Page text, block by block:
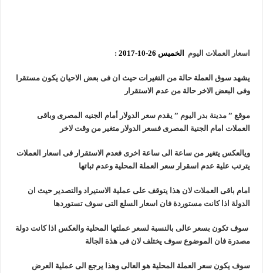
اسعار العملات اليوم الخميس26-10-2017
:
يشهد سوق العملة حالة من التغيرات حيث ان فى بعض الاحيان يكون مستقرا
وفى البعض الاخر حالة من عدم الاستقرار
موقع ” مدينة بدر اليوم ” يقدم سعر الدولار أمام الجنيه المصرى وباقى
العملات امام الجنية المصرى فسعر الدولار متغير من وقت لاخر
ويالعكس يتغير من ساعة الى ساعة اخرى فعدم الاستقرار فى اسعار العملات
يترتب علية عدم اسقرار سعر العملة المحلية وعدم ثباتها
امام باقى العملات لان هذا يتوقف على عملية الاستيراد والتصدير حيث ان
الدولة اذا كانت مستوردة فان اسعار السلع التى سوف تستوردها
سوف تكون بسعر عالى بالنسبة لسعر عملتها المحلية والعكس اذا كانت دولة
مصدرة فان الموضوع سوف يختلف لان فى هذة الجالة
سوف يكون سعر العملة المحلية هو العالى وهذا يرجع الى عملية العرض